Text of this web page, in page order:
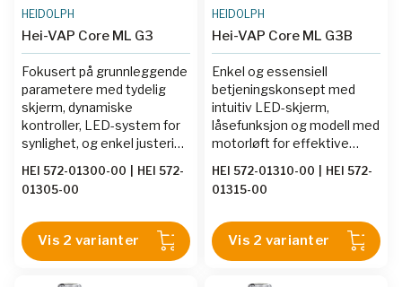
HEIDOLPH
Hei-VAP Core ML G3
Fokusert på grunnleggende
parametere med tydelig
skjerm, dynamiske
kontroller, LED-system for
synlighet, og enkel justering
vinkel.
HEI 572-01300-00
HEI 572-
01305-00
Vis 2 varianter
HEIDOLPH
Hei-VAP Core ML G3B
Enkel og essensiell
betjeningskonsept med
intuitiv LED-skjerm,
låsefunksjon og modell med
motorløft for effektive
HEI 572-01310-00
HEI 572-
01315-00
Vis 2 varianter